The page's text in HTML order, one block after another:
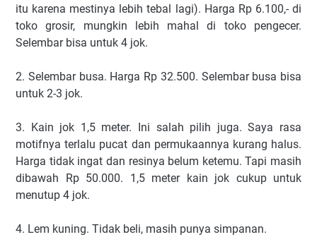
itu karena mestinya lebih tebal lagi). Harga Rp 6.100,- di
toko grosir, mungkin lebih mahal di toko pengecer.
Selembar bisa untuk 4 jok.
2. Selembar busa. Harga Rp 32.500. Selembar busa bisa
untuk 2-3 jok.
3. Kain jok 1,5 meter. Ini salah pilih juga. Saya rasa
motifnya terlalu pucat dan permukaannya kurang halus.
Harga tidak ingat dan resinya belum ketemu. Tapi masih
dibawah Rp 50.000. 1,5 meter kain jok cukup untuk
menutup 4 jok.
4. Lem kuning. Tidak beli, masih punya simpanan.